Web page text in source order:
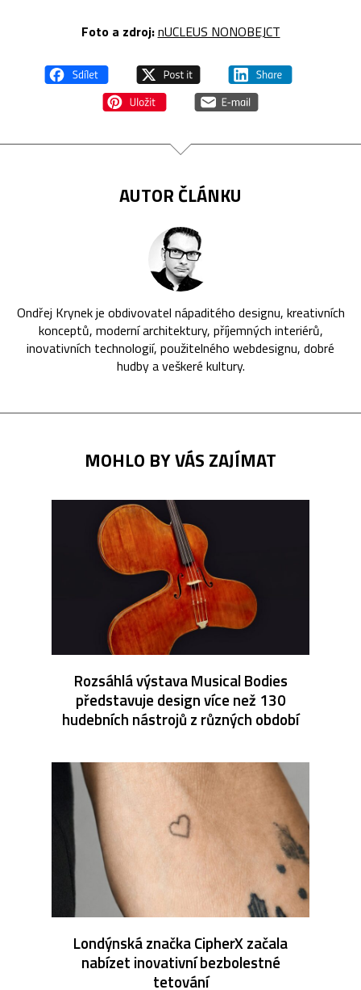
Foto a zdroj:nUCLEUS NONOBEJCT
AUTOR ČLÁNKU
Ondřej Krynek je obdivovatel nápaditého designu, kreativních
konceptů, moderní architektury, příjemných interiérů,
inovativních technologií, použitelného webdesignu, dobré
hudby a veškeré kultury.
MOHLO BY VÁS ZAJÍMAT
Rozsáhlá výstava Musical Bodies
představuje design více než 130
hudebních nástrojů z různých období
Londýnská značka CipherX začala
nabízet inovativní bezbolestné
tetování